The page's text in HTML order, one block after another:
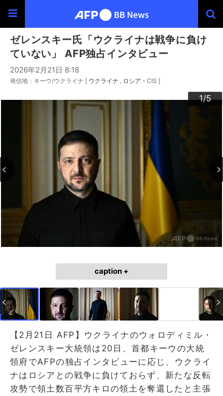
ゼレンスキー氏「ウクライナは戦争に負け
ていない」 AFP独占インタビュー
2026年2月21日 8:18
発信地：キーウ/ウクライナ [ ウクライナ ロシア・CIS ]
1/5
2/5
3/5
4/5
5/5
caption +
【2月21日 AFP】ウクライナのウォロディミル・
ゼレンスキー大統領は20日、首都キーウの大統
領府でAFPの独占インタビューに応じ、ウクライ
ナはロシアとの戦争に負けておらず、新たな反転
攻勢で領土数百平方キロの領土を奪還したと主張